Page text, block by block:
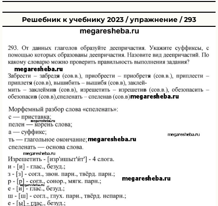
Решебник к учебнику 2023 / упражнение / 293